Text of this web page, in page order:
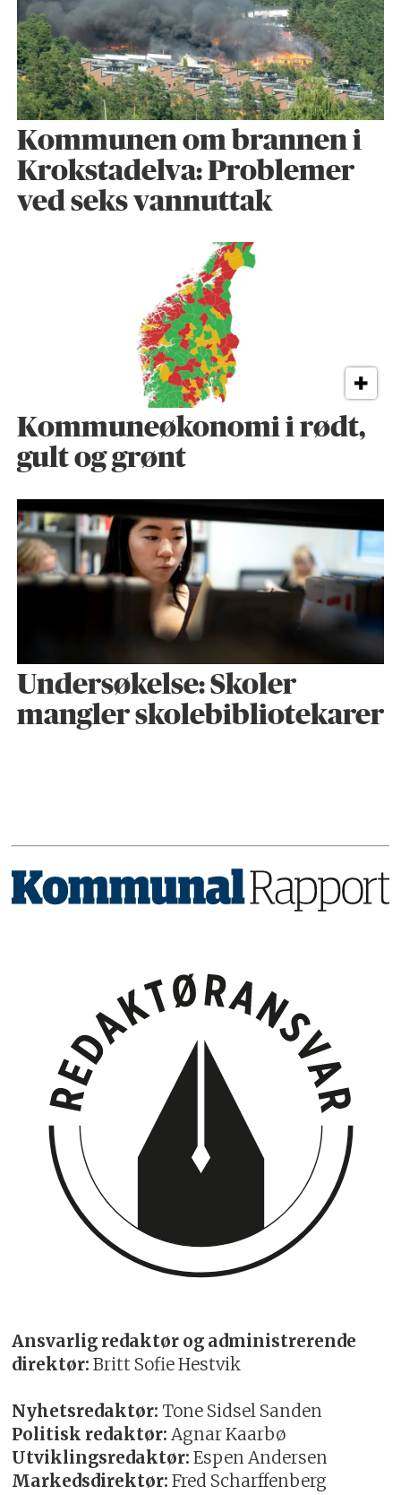
Kommunen om brannen i
Krokstadelva: Problemer
ved seks vannuttak
Kommuneøkonomi i rødt,
gult og grønt
Undersøkelse: Skoler
mangler skolebibliotekarer
Ansvarlig redaktør og administrerende
direktør: Britt Sofie Hestvik
Nyhetsredaktør: Tone Sidsel Sanden
Politisk redaktør: Agnar Kaarbø
Utviklingsredaktør: Espen Andersen
Markedsdirektør: Fred Scharffenberg